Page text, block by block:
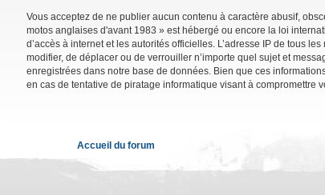
Vous acceptez de ne publier aucun contenu à caractère abusif,
motos anglaises d'avant 1983 » est hébergé ou encore la loi
d’accès à internet et les autorités officielles. L’adresse IP de tous
modifier, de déplacer ou de verrouiller n’importe quel sujet et
enregistrées dans notre base de données. Bien que ces
en cas de tentative de piratage informatique visant à compromettre
Accueil du forum